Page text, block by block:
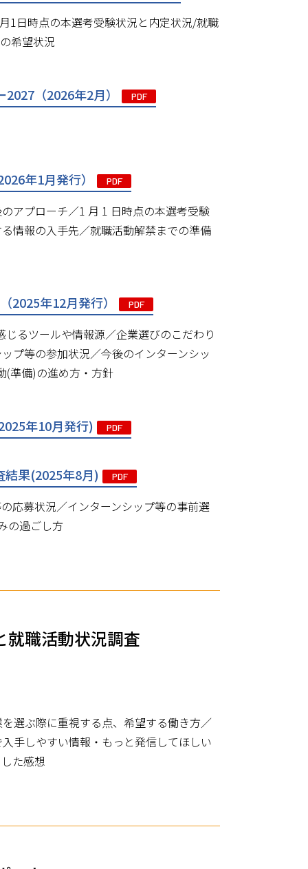
1日時点の本選考受験状況と内定状況/就職
希望状況
（2026年2月） PDF
年1月発行） PDF
アプローチ／1 月 1 日時点の本選考受験
情報の入手先／就職活動解禁までの準備
2025年12月発行） PDF
るツールや情報源／企業選びのこだわり
プ等の参加状況／今後のインターンシッ
(準備)の進め方・方針
年10月発行) PDF
結果(2025年8月) PDF
応募状況／インターンシップ等の事前選
の過ごし方
就職活動状況調査
選ぶ際に重視する点、希望する働き方／
手しやすい情報・もっと発信してほしい
た感想